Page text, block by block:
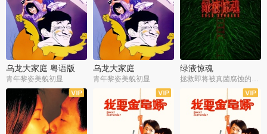
乌龙大家庭 粤语版
青年黎姿美貌初显
乌龙大家庭
青年黎姿美貌初显
绿液惊魂
拯救即将被真菌腐蚀的世界